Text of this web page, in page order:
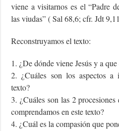
viene a visitarnos es el “Padre
las viudas” ( Sal 68,6; cfr. Jdt
Reconstruyamos el texto:
1. ¿De dónde viene Jesús y a
2. ¿Cuáles son los aspectos a
texto?
3. ¿Cuáles son las 2
comprendamos en este texto?
4. ¿Cuál es la compasión que